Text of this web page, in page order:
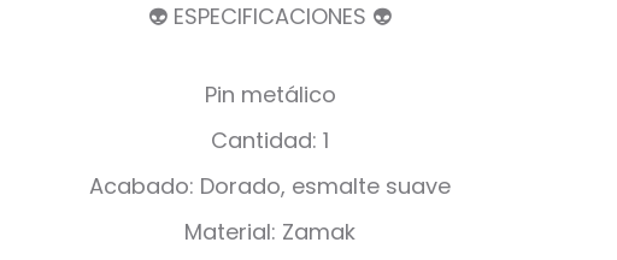
👽 ESPECIFICACIONES 👽
Pin metálico
Cantidad: 1
Acabado: Dorado, esmalte suave
Material: Zamak